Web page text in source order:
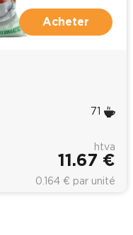
Acheter
71
htva
11.67 €
0.164 € par unité